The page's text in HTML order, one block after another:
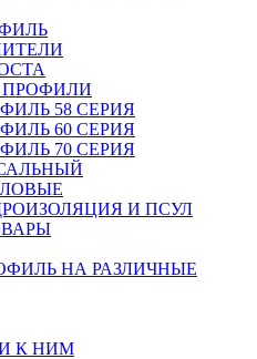
58 СЕРИЯ
60 СЕРИЯ
70 СЕРИЯ
И ПСУЛ
НА РАЗЛИЧНЫЕ
К НИМ